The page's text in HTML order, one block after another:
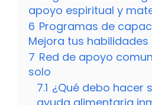
apoyo espiritual y
6 Programas de
Mejora tus habilidades
7 Red de apoyo
solo
7.1 ¿Qué debo hacer